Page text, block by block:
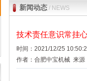
新闻动态 / NEWS
技术责任意识常挂
时间：2021/12/25
作者：合肥中宝机械 来源